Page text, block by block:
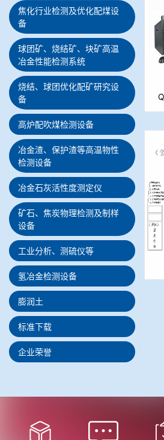
焦化行业检测及优化配煤设
备
球团矿、烧结矿、块矿高温
冶金性能检测系统
烧结、球团优化配矿研究设
备
高炉配吹煤检测设备
冶金渣、保护渣等高温物性
检测设备
冶金石灰活性度测定仪
矿石、焦炭物理检测及制样
设备
工业分析、测硫仪等
氢冶金检测设备
膨润土
标准下载
企业荣誉